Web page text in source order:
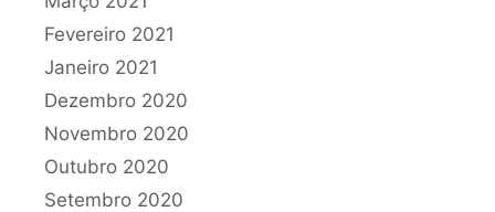
Fevereiro 2021
Janeiro 2021
Dezembro 2020
Novembro 2020
Outubro 2020
Setembro 2020